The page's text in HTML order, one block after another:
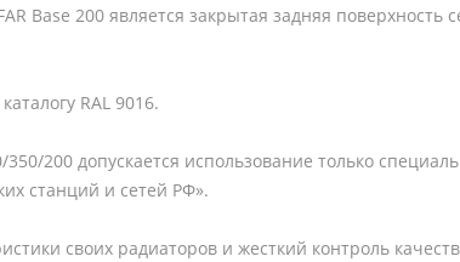
Base 200 является закрытая задняя
RAL 9016.
200 допускается использование только
станций и сетей РФ».
своих радиаторов и жесткий контроль